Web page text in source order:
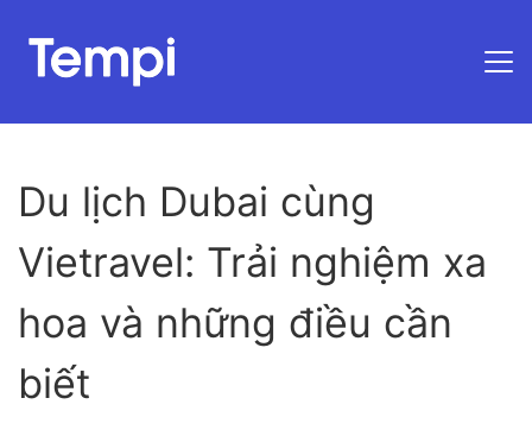
Du lịch Dubai cùng
Vietravel: Trải nghiệm xa
hoa và những điều cần
biết